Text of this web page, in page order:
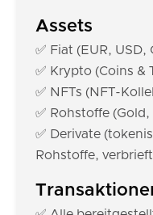
Assets
✅ Fiat (EUR, USD,
✅ Krypto (Coins &
✅ NFTs (NFT-
✅ Rohstoffe
✅ Derivate
Rohstoffe,